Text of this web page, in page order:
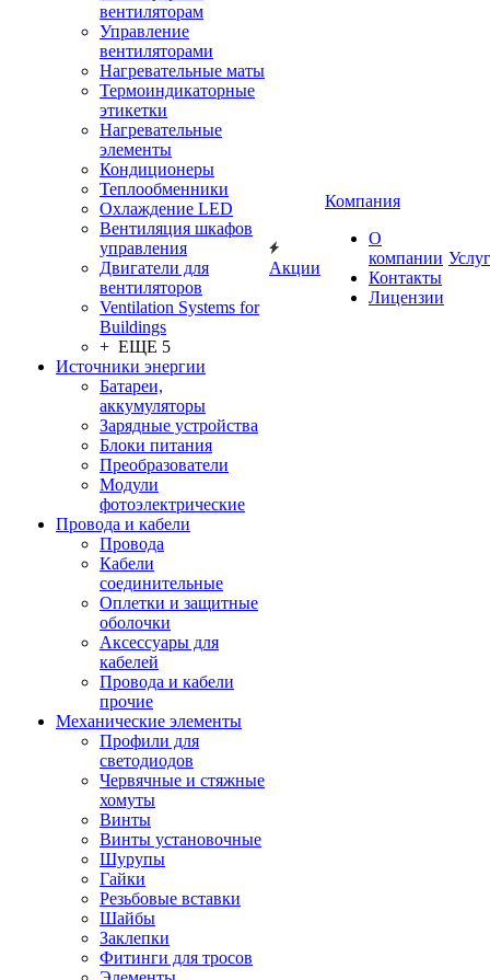
вентиляторам
Управление
вентиляторами
Нагревательные маты
Термоиндикаторные
этикетки
Нагревательные
элементы
Кондиционеры
Теплообменники
Охлаждение LED
Вентиляция шкафов
управления
Двигатели для
вентиляторов
Ventilation Systems for
Buildings
+ ЕЩЕ 5
Источники энергии
Батареи,
аккумуляторы
Зарядные устройства
Блоки питания
Преобразователи
Модули
фотоэлектрические
Провода и кабели
Провода
Кабели
соединительные
Оплетки и защитные
оболочки
Аксессуары для
кабелей
Провода и кабели
прочие
Механические элементы
Профили для
светодиодов
Червячные и стяжные
хомуты
Винты
Винты установочные
Шурупы
Гайки
Резьбовые вставки
Шайбы
Заклепки
Фитинги для тросов
Акции
Компания
О
компании
Контакты
Лицензии